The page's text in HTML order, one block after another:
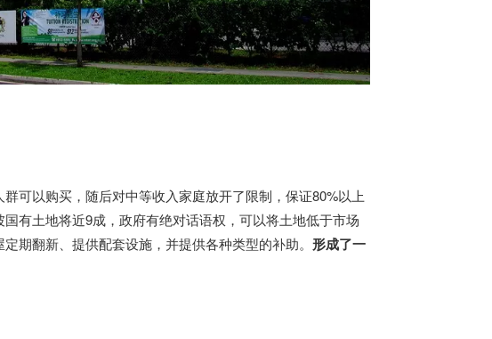
群可以购买，随后对中等收入家庭放开了限制，保证80%以上
国有土地将近9成，政府有绝对话语权，可以将土地低于市场
期翻新、提供配套设施，并提供各种类型的补助。 形成了一